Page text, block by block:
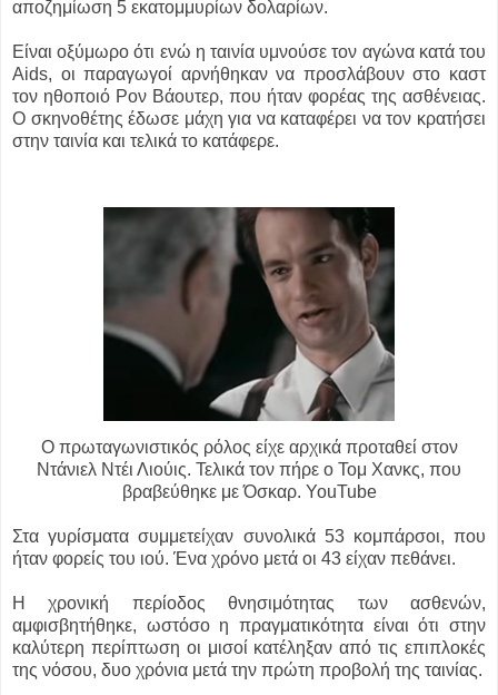
αποζημίωση 5 εκατομμυρίων δολαρίων.
Είναι οξύμωρο ότι ενώ η ταινία υμνούσε τον αγώνα κατά του
Aids, οι παραγωγοί αρνήθηκαν να προσλάβουν στο καστ
τον ηθοποιό Ρον Βάουτερ, που ήταν φορέας της ασθένειας.
Ο σκηνοθέτης έδωσε μάχη για να καταφέρει να τον κρατήσει
στην ταινία και τελικά το κατάφερε.
Ο πρωταγωνιστικός ρόλος είχε αρχικά προταθεί στον
Ντάνιελ Ντέι Λιούις. Τελικά τον πήρε ο Τομ Χανκς, που
βραβεύθηκε με Όσκαρ. YouTube
Στα γυρίσματα συμμετείχαν συνολικά 53 κομπάρσοι, που
ήταν φορείς του ιού. Ένα χρόνο μετά οι 43 είχαν πεθάνει.
Η χρονική περίοδος θνησιμότητας των ασθενών,
αμφισβητήθηκε, ωστόσο η πραγματικότητα είναι ότι στην
καλύτερη περίπτωση οι μισοί κατέληξαν από τις επιπλοκές
της νόσου, δυο χρόνια μετά την πρώτη προβολή της ταινίας.